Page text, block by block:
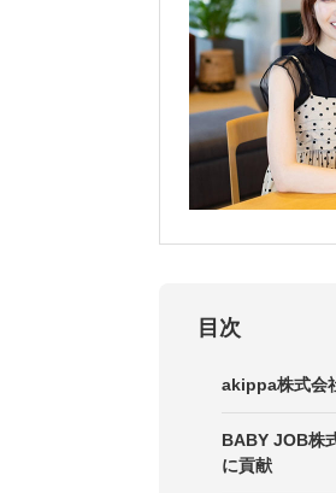
目次
akippa株式会
週に3
BABY JOB株
に貢献